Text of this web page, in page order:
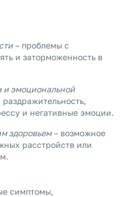
– проблемы с
и заторможенность в
и эмоциональной
и негативные эмоции.
здоровьем– возможное
расстройств или
симптомы,